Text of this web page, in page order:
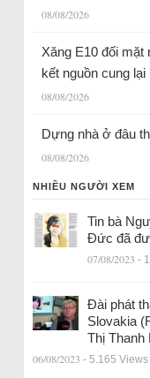
08/08/2026
Xăng E10 đối mặt
kết nguồn cung
08/08/2026
Dựng nhà ở đâu
08/08/2026
NHIỀU NGƯỜI XEM
Tin bà
Đức đã
07/08/2023 -
Đài phát
Slovakia
Thị
06/08/2023 - 5.165 Views